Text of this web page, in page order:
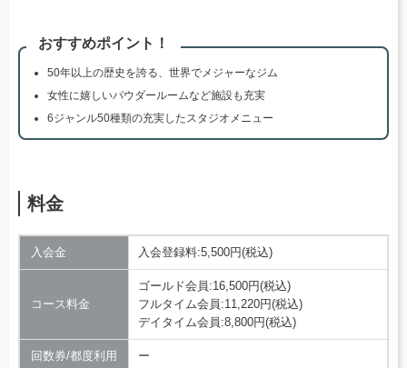
おすすめポイント！
50年以上の歴史を誇る、世界でメジャーなジム
女性に嬉しいパウダールームなど施設も充実
6ジャンル50種類の充実したスタジオメニュー
料金
入会金 入会登録料:5,500円(税込)
コース料金
ゴールド会員:16,500円(税込)
フルタイム会員:11,220円(税込)
デイタイム会員:8,800円(税込)
回数券/都度利用 ー